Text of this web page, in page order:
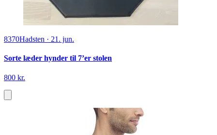
8370Hadsten · 21. jun.
Sorte læder hynder til 7’er stolen
800 kr.